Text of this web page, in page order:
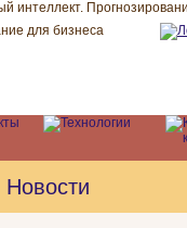
Новости